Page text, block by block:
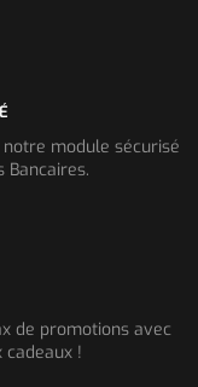
module sécurisé
Bancaires.
de promotions avec
cadeaux !